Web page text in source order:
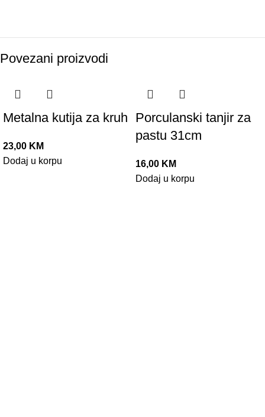
Povezani proizvodi
Metalna kutija za kruh
23,00 KM
Dodaj u korpu
Porculanski tanjir za
pastu 31cm
16,00 KM
Dodaj u korpu